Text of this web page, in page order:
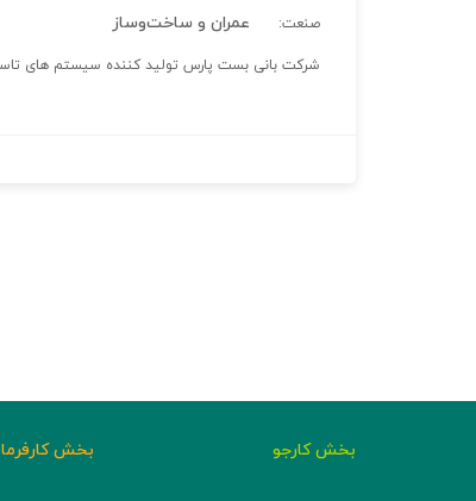
صنعت: عمران و ساخت‌وساز
شرکت بانی بست پارس تولید کننده سیستم های
بخش کارجو بخش کارفرما